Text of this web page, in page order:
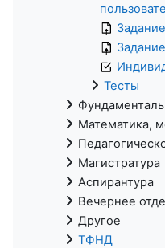
Тесты
Математика,
Магистратура
Аспирантура
Вечернее
Другое
ТФНД